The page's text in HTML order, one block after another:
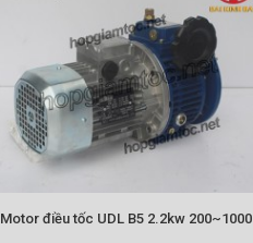
Motor điều tốc UDL B5 2.2kw 200~1000